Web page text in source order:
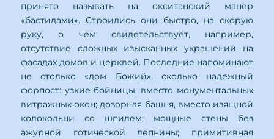
принято называть на окситанский манер
«бастидами». Строились они быстро, на скорую
руку, о чем свидетельствует, например,
отсутствие сложных изысканных украшений на
фасадах домов и церквей. Последние напоминают
не столько «дом Божий», сколько надежный
форпост: узкие бойницы, вместо монументальных
витражных окон; дозорная башня, вместо изящной
колокольни со шпилем; мощные стены без
ажурной готической лепнины; примитивная